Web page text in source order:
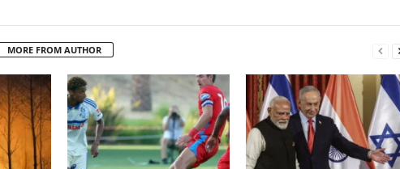
MORE FROM AUTHOR